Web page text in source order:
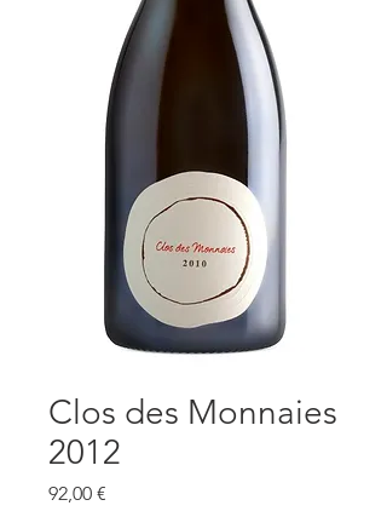
Clos des Monnaies
2012
92,00 €